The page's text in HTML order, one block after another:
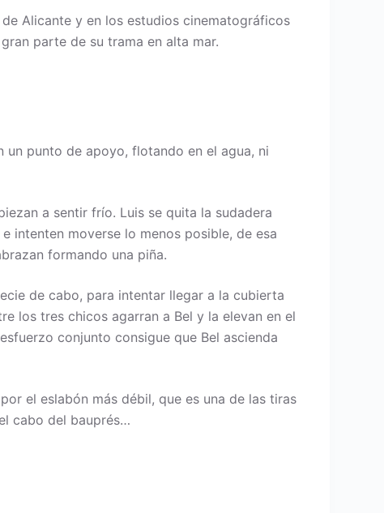
Alicante y en los estudios cinematográficos
parte de su trama en alta mar.
un punto de apoyo, flotando en el agua, ni
a sentir frío. Luis se quita la sudadera
intenten moverse lo menos posible, de esa
formando una piña.
de cabo, para intentar llegar a la cubierta
los tres chicos agarran a Bel y la elevan en el
conjunto consigue que Bel ascienda
el eslabón más débil, que es una de las tiras
cabo del bauprés…